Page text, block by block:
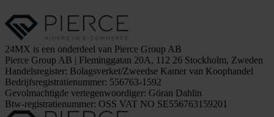
24MX is een onderdeel van Pierce Group AB
Pierce Group AB | Fleminggatan 20A, 112 26 Stockholm, Zweden
Handelsregister: Bolagsverket/Zweedse Kamer van Koophandel
Bedrijfsregistratienummer: 556763-1592
Gevolmachtigde vertegenwoordiger: Göran Dahlin
Btw-registratienummer: OSS VAT NO SE556763159201